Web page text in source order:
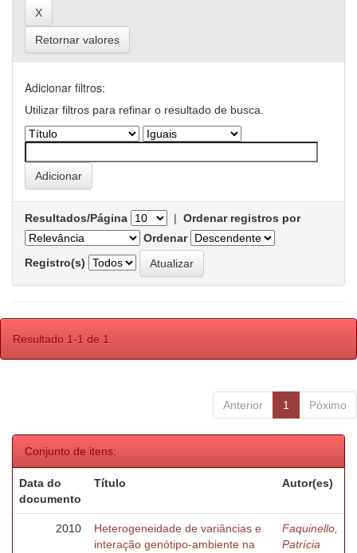
Retornar valores
Adicionar filtros:
Utilizar filtros para refinar o resultado de busca.
Resultados/Página | Ordenar registros por
Ordenar
Registro(s)
Resultado 1-1 de 1.
Anterior 1 Póximo
Conjunto de itens:
Data do
documento
Título Autor(es)
2010
Heterogeneidade de variâncias e
interação genótipo-ambiente na
Faquinello,
Patrícia